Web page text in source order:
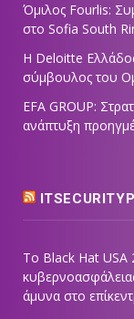
Όμιλος Fourlis:
στο Sofia South
Η Deloitte
σύμβουλος του
EFA GROUP:
ανάπτυξη
Το Black Hat USA
άμυνα στο